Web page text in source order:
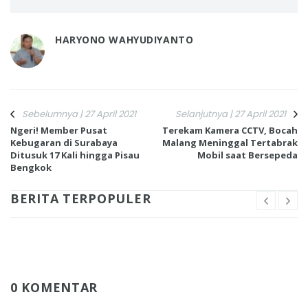
HARYONO WAHYUDIYANTO
Sebelumnya | 27 April 2021
Ngeri! Member Pusat
Kebugaran di Surabaya
Ditusuk 17 Kali hingga Pisau
Bengkok
Selanjutnya | 27 April 2021
Terekam Kamera CCTV, Bocah
Malang Meninggal Tertabrak
Mobil saat Bersepeda
BERITA TERPOPULER
0 KOMENTAR